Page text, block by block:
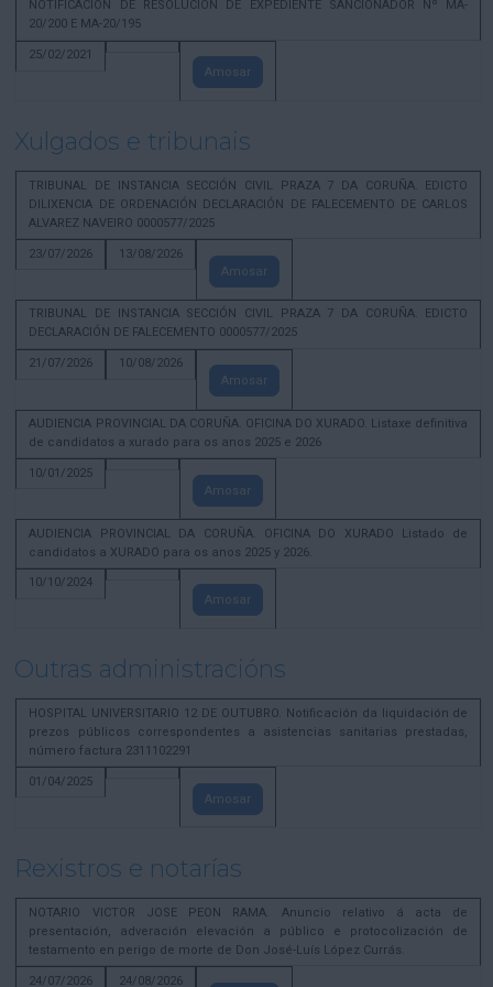
NOTIFICACION DE RESOLUCION DE EXPEDIENTE SANCIONADOR Nº MA-
20/200 E MA-20/195
25/02/2021
Amosar
Xulgados e tribunais
TRIBUNAL DE INSTANCIA SECCIÓN CIVIL PRAZA 7 DA CORUÑA. EDICTO
DILIXENCIA DE ORDENACIÓN DECLARACIÓN DE FALECEMENTO DE CARLOS
ALVAREZ NAVEIRO 0000577/2025
23/07/2026
13/08/2026
Amosar
TRIBUNAL DE INSTANCIA SECCIÓN CIVIL PRAZA 7 DA CORUÑA. EDICTO
DECLARACIÓN DE FALECEMENTO 0000577/2025
21/07/2026
10/08/2026
Amosar
AUDIENCIA PROVINCIAL DA CORUÑA. OFICINA DO XURADO. Listaxe definitiva
de candidatos a xurado para os anos 2025 e 2026
10/01/2025
Amosar
AUDIENCIA PROVINCIAL DA CORUÑA. OFICINA DO XURADO Listado de
candidatos a XURADO para os anos 2025 y 2026.
10/10/2024
Amosar
Outras administracións
HOSPITAL UNIVERSITARIO 12 DE OUTUBRO. Notificación da liquidación de
prezos públicos correspondentes a asistencias sanitarias prestadas,
número factura 2311102291
01/04/2025
Amosar
Rexistros e notarías
NOTARIO VICTOR JOSE PEON RAMA. Anuncio relativo á acta de
presentación, adveración elevación a público e protocolización de
testamento en perigo de morte de Don José-Luís López Currás.
24/07/2026
24/08/2026